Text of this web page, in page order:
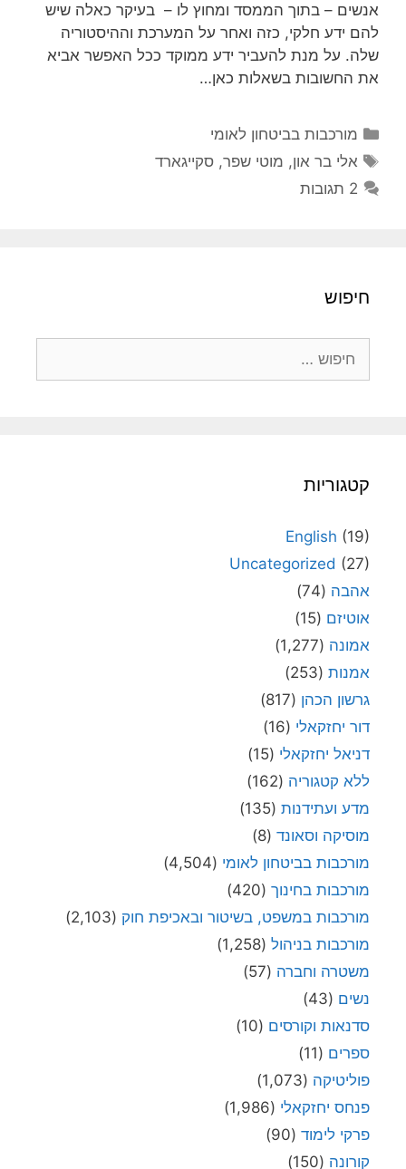
אנשים – בתוך הממסד ומחוץ לו – בעיקר כאלה שיש
להם ידע חלקי, כזה ואחר על המערכת וההיסטוריה
שלה. על מנת להעביר ידע ממוקד ככל האפשר אביא
את החשובות בשאלות כאן…
קטגוריות
מורכבות בביטחון לאומי
תגיות
אלי בר און, מוטי שפר,סקייגארד
2 תגובות
חיפוש
קטגוריות
English (19)
Uncategorized (27)
אהבה (74)
אוטיזם (15)
אמונה (1,277)
אמנות (253)
גרשון הכהן (817)
דור יחזקאלי (16)
דניאל יחזקאלי (15)
ללא קטגוריה (162)
מדע ועתידנות (135)
מוסיקה וסאונד (8)
מורכבות בביטחון לאומי (4,504)
מורכבות בחינוך (420)
מורכבות במשפט, בשיטור ובאכיפת חוק (2,103)
מורכבות בניהול (1,258)
משטרה וחברה (57)
נשים (43)
סדנאות וקורסים (10)
ספרים (11)
פוליטיקה (1,073)
פנחס יחזקאלי (1,986)
פרקי לימוד (90)
קורונה (150)